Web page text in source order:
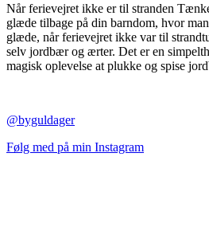
Når ferievejret ikke er til stranden
glæde tilbage på din barndom, hvor
glæde, når ferievejret ikke var til
selv jordbær og ærter. Det er en
magisk oplevelse at plukke og spise
@byguldager
Følg med på min Instagram